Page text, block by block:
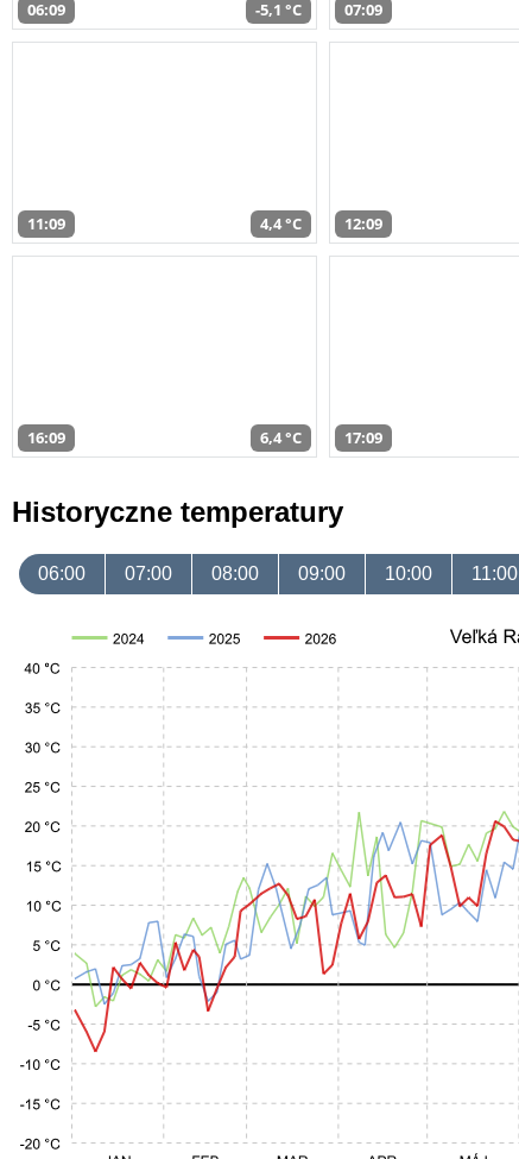
06:09 -5,1 °C 07:09
11:09 4,4 °C 12:09
16:09 6,4 °C 17:09
Historyczne temperatury
06:00 07:00 08:00 09:00 10:00 11:00